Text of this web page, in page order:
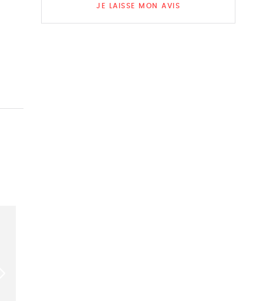
Service sympa sur une cuisine ouverte.
JE LAISSE MON AVIS